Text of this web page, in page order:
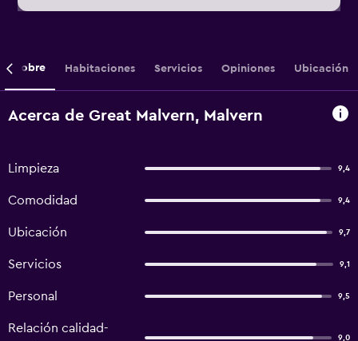
Sobre Habitaciones Servicios Opiniones Ubicación
Acerca de Great Malvern, Malvern
Limpieza 9,4
Comodidad 9,4
Ubicación 9,7
Servicios 9,1
Personal 9,5
Relación calidad-
9,0